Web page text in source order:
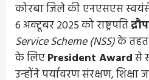
कोरबा जिले की एनएसएस
6 अक्टूबर 2025 को राष्ट्रपति
Service Scheme (NSS)के तहत
के लिएPresident Awardसे
उन्होंने पर्यावरण संरक्षण,